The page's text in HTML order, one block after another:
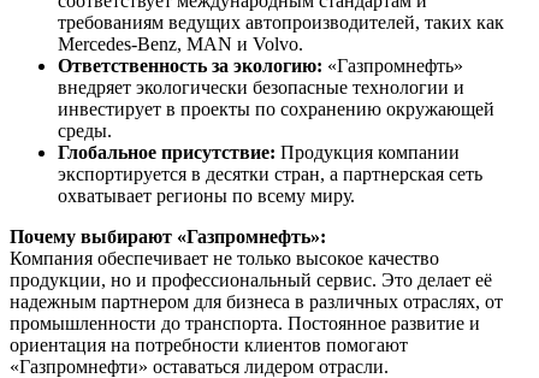
требованиям ведущих автопроизводителей, таких как
Mercedes-Benz, MAN и Volvo.
Ответственность за экологию: «Газпромнефть»
внедряет экологически безопасные технологии и
инвестирует в проекты по сохранению окружающей
среды.
Глобальное присутствие: Продукция компании
экспортируется в десятки стран, а партнерская сеть
охватывает регионы по всему миру.
Почему выбирают «Газпромнефть»:
Компания обеспечивает не только высокое качество
продукции, но и профессиональный сервис. Это делает её
надежным партнером для бизнеса в различных отраслях, от
промышленности до транспорта. Постоянное развитие и
ориентация на потребности клиентов помогают
«Газпромнефти» оставаться лидером отрасли.